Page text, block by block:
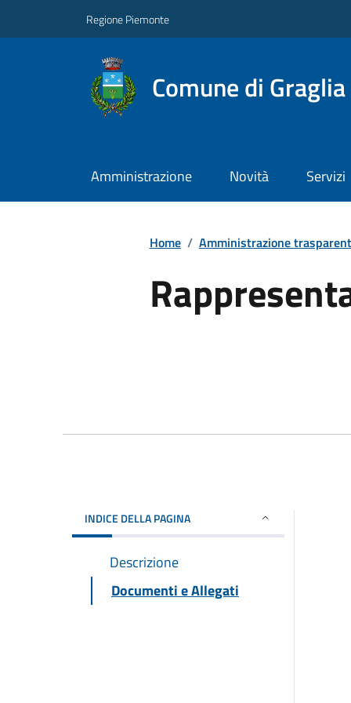
Regione Piemonte
Comune di Graglia
Amministrazione Novità Servizi
Home / Amministrazione
INDICE DELLA PAGINA
Descrizione
Documenti e Allegati